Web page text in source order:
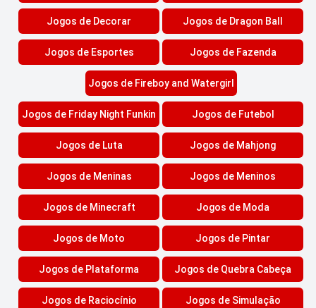
Jogos de Decorar Jogos de Dragon Ball
Jogos de Esportes Jogos de Fazenda
Jogos de Fireboy and Watergirl
Jogos de Friday Night Funkin Jogos de Futebol
Jogos de Luta Jogos de Mahjong
Jogos de Meninas Jogos de Meninos
Jogos de Minecraft Jogos de Moda
Jogos de Moto Jogos de Pintar
Jogos de Plataforma Jogos de Quebra Cabeça
Jogos de Raciocínio Jogos de Simulação